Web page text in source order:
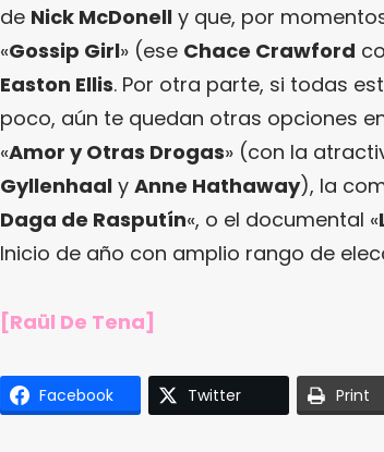
de Nick McDonell y que, por
«Gossip Girl» (ese Chace Crawford
Easton Ellis. Por otra parte, si todas
poco, aún te quedan otras opciones
«Amor y Otras Drogas» (con la
Gyllenhaal y Anne Hathaway), la
Daga de Rasputín«, o el documental «
Inicio de año con amplio rango de
[Raül De Tena]
Facebook Twitter Print